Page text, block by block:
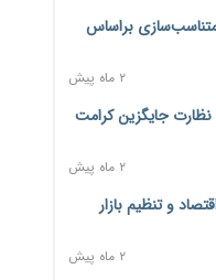
۴ ساعت پیش
ملی
اصلاحات تأمین
براساس
۲ ماه پیش
نظارت جایگزین کرامت
۲ ماه پیش
و تنظیم بازار
۲ ماه پیش